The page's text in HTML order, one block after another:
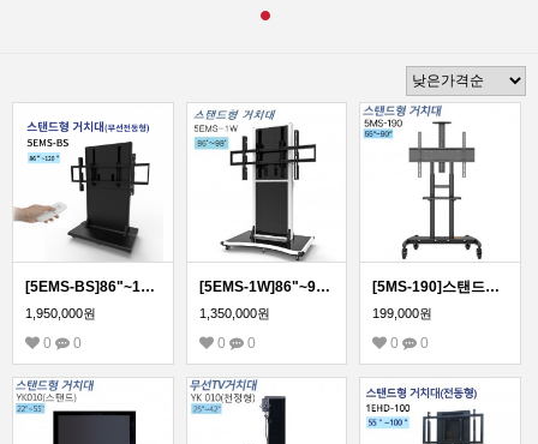
[5EMS-BS]86"~120" 전동형 스탠드 거치대/국내제작! 티비존 신제품!
1,950,000원
0 0
[5EMS-1W]86"~98" 전동형 스탠드 거치대/국내제작! 티비존 신제품!
1,350,000원
0 0
[5MS-190]스탠드형 모니터 거치대 55~90인치 모든 TV 모니터 호환
199,000원
0 0